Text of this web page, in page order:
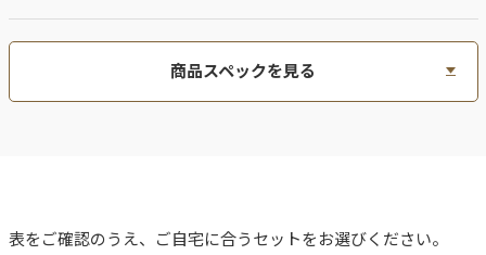
商品スペックを見る
表をご確認のうえ、ご自宅に合うセットをお選びください。